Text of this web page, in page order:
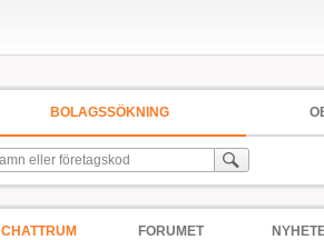
BOLAGSSÖKNING
CHATTRUM FORUMET